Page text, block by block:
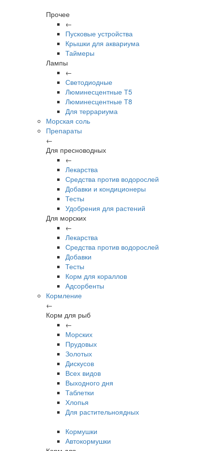
Прочее
←
Пусковые устройства
Крышки для аквариума
Таймеры
Лампы
←
Светодиодные
Люминесцентные Т5
Люминесцентные Т8
Для террариума
Морская соль
Препараты
←
Для пресноводных
←
Лекарства
Средства против водорослей
Добавки и кондиционеры
Тесты
Удобрения для растений
Для морских
←
Лекарства
Средства против водорослей
Добавки
Тесты
Корм для кораллов
Адсорбенты
Кормление
←
Корм для рыб
←
Морских
Прудовых
Золотых
Дискусов
Всех видов
Выходного дня
Таблетки
Хлопья
Для растительноядных
Кормушки
Автокормушки